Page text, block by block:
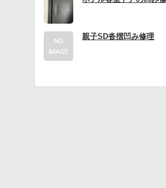
親子SD沓摺凹み修理